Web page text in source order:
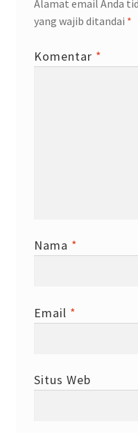
Alamat email Anda
yang wajib ditandai *
Komentar *
Nama *
Email *
Situs Web